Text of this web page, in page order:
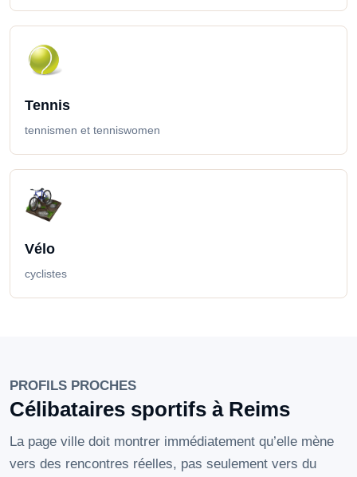
Tennis
tennismen et tenniswomen
Vélo
cyclistes
PROFILS PROCHES
Célibataires sportifs à Reims
La page ville doit montrer immédiatement qu’elle mène
vers des rencontres réelles, pas seulement vers du